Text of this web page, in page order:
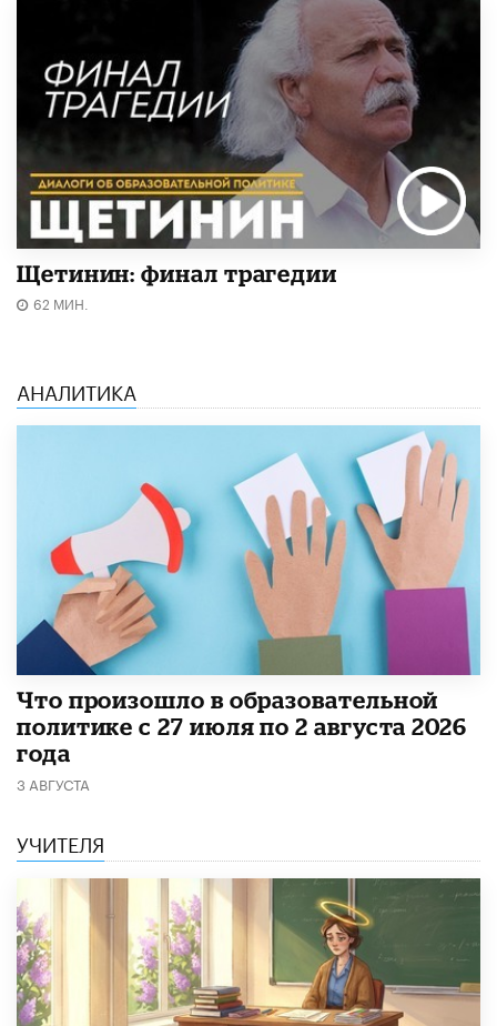
Щетинин: финал трагедии
62 МИН.
АНАЛИТИКА
​Что произошло в образовательной
политике с 27 июля по 2 августа 2026
года
3 АВГУСТА
УЧИТЕЛЯ